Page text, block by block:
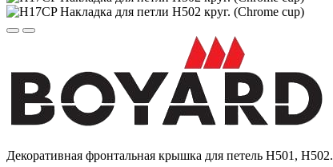
Декоративная фронтальная крышка для петель H501, H502.